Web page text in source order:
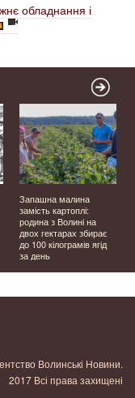
обладнання і
Запашна малина
замість картоплі:
родина з Волині на
двох гектарах збирає
до 100 кілограмів ягід
за день
Волинські Новини.
2017 Всі права захищені